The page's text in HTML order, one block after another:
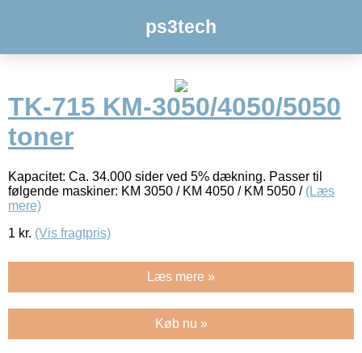
ps3tech
TK-715 KM-3050/4050/5050
toner
Kapacitet: Ca. 34.000 sider ved 5% dækning. Passer til
følgende maskiner: KM 3050 / KM 4050 / KM 5050 / (Læs
mere)
1 kr. (Vis fragtpris)
Læs mere »
Køb nu »